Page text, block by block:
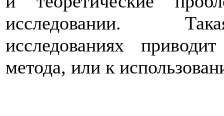
исследовании.
исследованиях
метода, или к